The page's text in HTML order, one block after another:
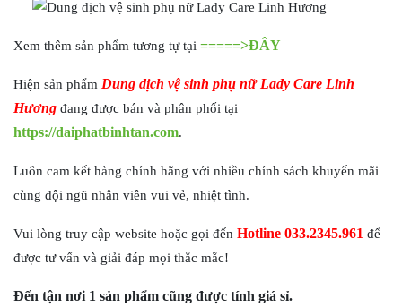
Xem thêm sản phẩm tương tự tại =====>ĐÂY
Hiện sản phẩm Dung dịch vệ sinh phụ nữ Lady Care Linh
Hương đang được bán và phân phối tại
https://daiphatbinhtan.com.
Luôn cam kết hàng chính hãng với nhiều chính sách khuyến mãi
cùng đội ngũ nhân viên vui vẻ, nhiệt tình.
Vui lòng truy cập website hoặc gọi đến Hotline 033.2345.961 để
được tư vấn và giải đáp mọi thắc mắc!
Đến tận nơi 1 sản phẩm cũng được tính giá sỉ.